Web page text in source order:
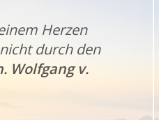
Herzen
durch den
Wolfgang v.